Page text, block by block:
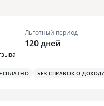
Льготный период
120 дней
БЕЗ СПРАВОК О